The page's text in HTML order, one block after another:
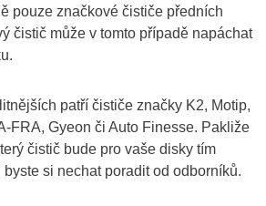
pouze značkové čističe předních
čistič může v tomto případě napáchat
patří čističe značky K2, Motip,
FRA, Gyeon či Auto Finesse. Pakliže
čistič bude pro vaše disky tím
si nechat poradit od odborníků.